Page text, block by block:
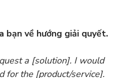
bạn về hướng giải quyết.
a [solution]. I would
for the [product/service].